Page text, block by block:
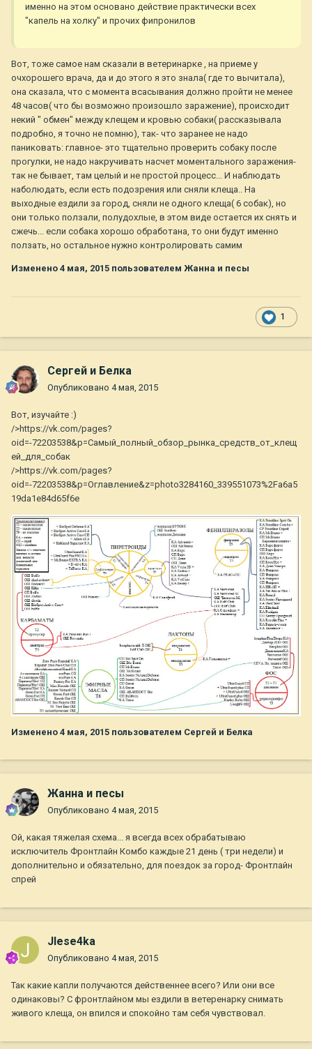
именно на этом основано действие практически всех
"капель на холку" и прочих фипронилов
Вот, тоже самое нам сказали в ветеринарке , на приеме у
очхорошего врача, да и до этого я это знала( где то вычитала),
она сказала, что с момента всасывания должно пройти не менее
48 часов( что бы возможно произошло заражение), происходит
некий " обмен" между клещем и кровью собаки( рассказывала
подробно, я точно не помню), так- что заранее не надо
паниковать: главное- это тщательно проверить собаку после
прогулки, не надо накручивать насчет моментального заражения-
так не бывает, там целый и не простой процесс... И наблюдать
наболюдать, если есть подозрения или сняли клеща.. На
выходные ездили за город, сняли не одного клеща( 6 собак), но
они только ползали, полудохлые, в этом виде остается их снять и
сжечь... если собака хорошо обработана, то они будут именно
ползать, но остальное нужно контролировать самим
Изменено 4 мая, 2015 пользователем Жанна и песы
1
Сергей и Белка
Опубликовано 4 мая, 2015
Вот, изучайте :)
/>https://vk.com/pages?
oid=-72203538&p=Самый_полный_обзор_рынка_средств_от_клещ
ей_для_собак
/>https://vk.com/pages?
oid=-72203538&p=Оглавление&z=photo3284160_339551073%2Fa6a5
19da1e84d65f6e
Изменено 4 мая, 2015 пользователем Сергей и Белка
Жанна и песы
Опубликовано 4 мая, 2015
Ой, какая тяжелая схема... я всегда всех обрабатываю
исключитель Фронтлайн Комбо каждые 21 день ( три недели) и
дополнительно и обязательно, для поездок за город- Фронтлайн
спрей
JIese4ka
Опубликовано 4 мая, 2015
Так какие капли получаются действеннее всего? Или они все
одинаковы? С фронтлайном мы ездили в ветеренарку снимать
живого клеща, он впился и спокойно там себя чувствовал.